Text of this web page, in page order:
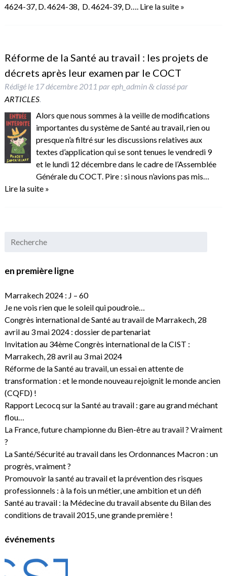
4624-37, D. 4624-38, D. 4624-39, D…. Lire la suite »
Réforme de la Santé au travail : les projets de
décrets après leur examen par le COCT
Rédigé le 17 décembre 2011 pareph_admin &classé par
ARTICLES.
Alors que nous sommes à la veille de modifications
importantes du système de Santé au travail, rien ou
presque n’a filtré sur les discussions relatives aux
textes d’application qui se sont tenues le vendredi 9
et le lundi 12 décembre dans le cadre de l’Assemblée
Générale du COCT. Pire : si nous n’avions pas mis…
Lire la suite »
en première ligne
Marrakech 2024 : J – 60
Je ne vois rien que le soleil qui poudroie…
Congrès international de Santé au travail de Marrakech, 28
avril au 3 mai 2024 : dossier de partenariat
Invitation au 34ème Congrès international de la CIST :
Marrakech, 28 avril au 3 mai 2024
Réforme de la Santé au travail, un essai en attente de
transformation : et le monde nouveau rejoignit le monde ancien
(CQFD) !
Rapport Lecocq sur la Santé au travail : gare au grand méchant
flou…
La France, future championne du Bien-être au travail ? Vraiment
?
La Santé/Sécurité au travail dans les Ordonnances Macron : un
progrès, vraiment ?
Promouvoir la santé au travail et la prévention des risques
professionnels : à la fois un métier, une ambition et un défi
Santé au travail : la Médecine du travail absente du Bilan des
conditions de travail 2015, une grande première !
événements